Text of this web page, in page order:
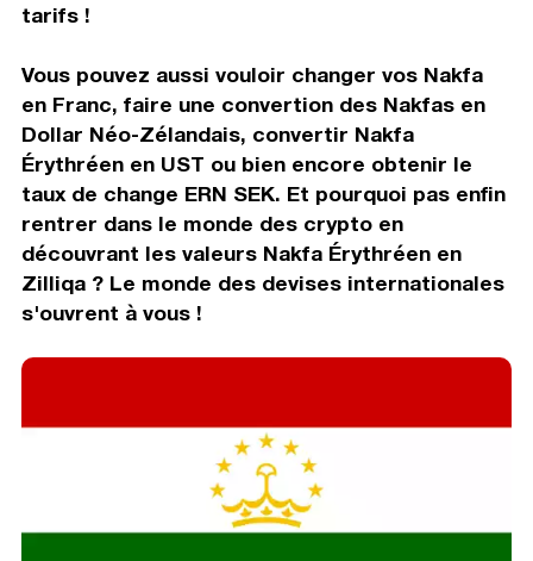
tarifs !
Vous pouvez aussi vouloir changer vos Nakfa
en Franc, faire une convertion des Nakfas en
Dollar Néo-Zélandais, convertir Nakfa
Érythréen en UST ou bien encore obtenir le
taux de change ERN SEK. Et pourquoi pas enfin
rentrer dans le monde des crypto en
découvrant les valeurs Nakfa Érythréen en
Zilliqa ? Le monde des devises internationales
s'ouvrent à vous !